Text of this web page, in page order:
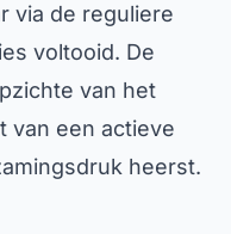
via de reguliere
voltooid. De
van het
van een actieve
heerst.